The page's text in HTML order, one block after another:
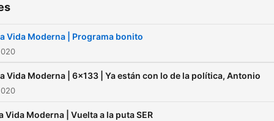
Vida Moderna | Programa bonito
Vida Moderna | 6x133 | Ya están con lo de la política, Antonio
Vida Moderna | Vuelta a la puta SER